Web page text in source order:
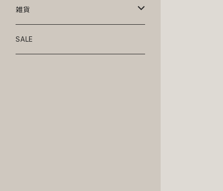
ニット
アロハ
ボトムス
ワンピース
ベッド
リード・首輪
雑貨
アート
SALE